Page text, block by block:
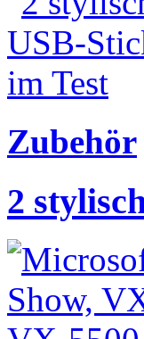
Zubehör
2